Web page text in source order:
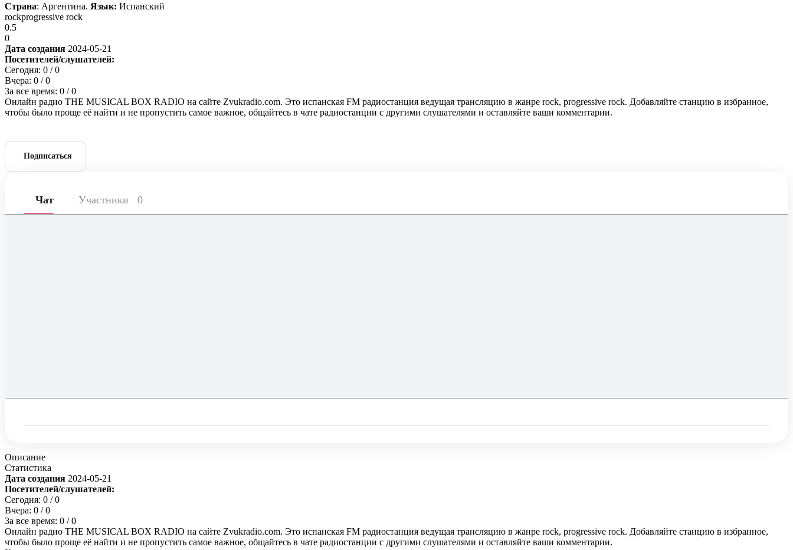
Страна: Аргентина. Язык: Испанский
rockprogressive rock
0.5
0
Дата создания 2024-05-21
Посетителей/слушателей:
Сегодня: 0 / 0
Вчера: 0 / 0
За все время: 0 / 0
Онлайн радио THE MUSICAL BOX RADIO на сайте Zvukradio.com. Это испанская FM радиостанция ведущая трансляцию в жанре rock, progressive rock. Добавляйте станцию в избранное,
чтобы было проще её найти и не пропустить самое важное, общайтесь в чате радиостанции с другими слушателями и оставляйте ваши комментарии.
Подписаться
Чат Участники 0
Описание
Статистика
Дата создания 2024-05-21
Посетителей/слушателей:
Сегодня: 0 / 0
Вчера: 0 / 0
За все время: 0 / 0
Онлайн радио THE MUSICAL BOX RADIO на сайте Zvukradio.com. Это испанская FM радиостанция ведущая трансляцию в жанре rock, progressive rock. Добавляйте станцию в избранное,
чтобы было проще её найти и не пропустить самое важное, общайтесь в чате радиостанции с другими слушателями и оставляйте ваши комментарии.